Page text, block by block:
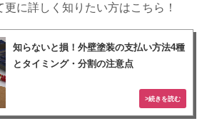
更に詳しく知りたい方はこちら！
知らないと損！外壁塗装の支払い方法4種
とタイミング・分割の注意点